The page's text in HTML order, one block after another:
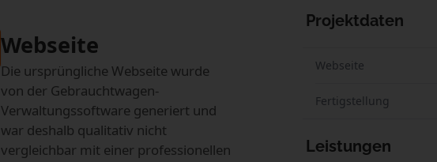
Webseite
Die ursprüngliche Webseite wurde
von der Gebrauchtwagen-
Verwaltungssoftware generiert und
war deshalb qualitativ nicht
vergleichbar mit einer professionellen
Projektdaten
Webseite
Fertigstellung
Leistungen